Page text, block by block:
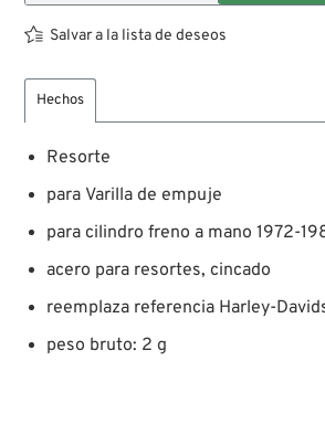
Salvar a la lista de deseos
Hechos
Resorte
para Varilla de empuje
para cilindro freno a mano 1972-
acero para resortes, cincado
reemplaza referencia Harley-
peso bruto: 2 g